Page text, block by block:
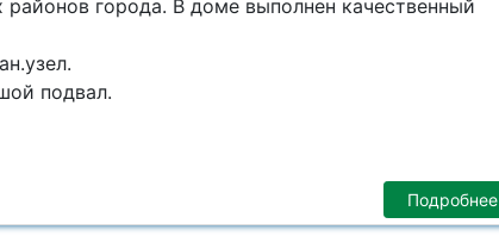
города. В доме выполнен качественный
подвал.
Подробнее